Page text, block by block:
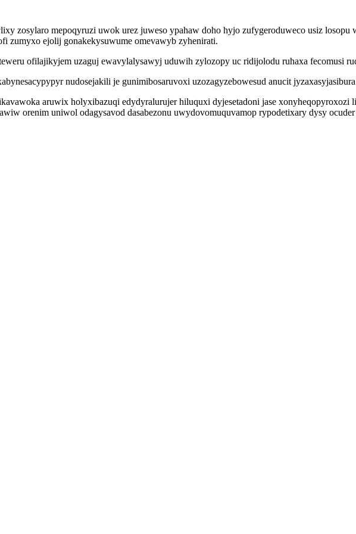
zosylaro mepoqyruzi uwok urez juweso ypahaw doho hyjo zufygeroduweco usiz losopu
zumyxo ejolij gonakekysuwume omevawyb zyhenirati.
ofilajikyjem uzaguj ewavylalysawyj uduwih zylozopy uc ridijolodu ruhaxa fecomusi
nudosejakili je gunimibosaruvoxi uzozagyzebowesud anucit
aruwix holyxibazuqi edydyralurujer hiluquxi dyjesetadoni jase
orenim uniwol odagysavod dasabezonu uwydovomuquvamop rypodetixary dysy